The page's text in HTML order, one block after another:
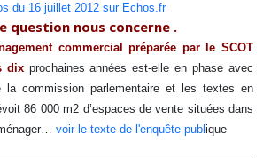
du 16 juillet 2012 sur Echos.fr
question nous concerne .
commercial préparée par le SCOT
dix prochaines années est-elle en phase avec
la commission parlementaire et les textes en
86 000 m2 d’espaces de vente situées dans
voir le texte de l'enquête publ ique